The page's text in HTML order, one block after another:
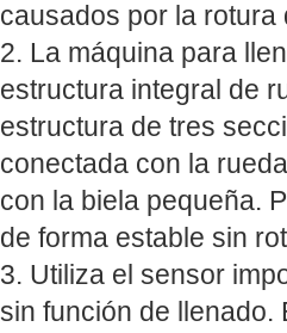
causados por la
2. La máquina para
estructura integral de
estructura de tres
conectada con la
con la biela pequeña.
de forma estable sin
3. Utiliza el sensor
sin función de llenado.